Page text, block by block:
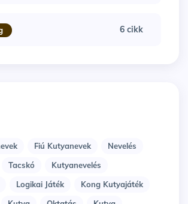
6 cikk
Fiú Kutyanevek
Nevelés
Tacskó
Kutyanevelés
Logikai Játék
Kong Kutyajáték